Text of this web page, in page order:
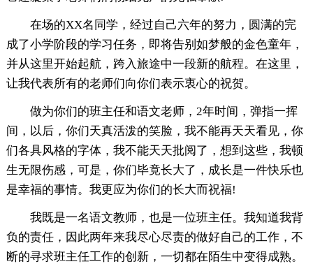
在场的XX名同学，经过自己六年的努力，圆满的完
成了小学阶段的学习任务，即将告别如梦般的金色童年，
并从这里开始起航，跨入旅途中一段新的航程。在这里，
让我代表所有的老师们向你们表示衷心的祝贺。
做为你们的班主任和语文老师，2年时间，弹指一挥
间，以后，你们天真活泼的笑脸，我不能再天天看见，你
们各具风格的字体，我不能天天批阅了，想到这些，我顿
生无限伤感，可是，你们毕竟长大了，成长是一件快乐也
是幸福的事情。我更应为你们的长大而祝福!
我既是一名语文教师，也是一位班主任。我知道我背
负的责任，因此两年来我尽心尽责的做好自己的工作，不
断的寻求班主任工作的创新，一切都在陌生中变得成熟。